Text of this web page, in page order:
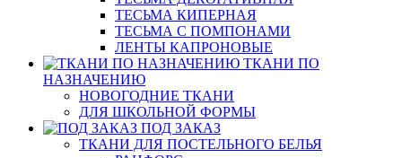
ТЕСЬМА КИПЕРНАЯ
ТЕСЬМА С ПОМПОНАМИ
ЛЕНТЫ КАПРОНОВЫЕ
ТКАНИ ПО
НАЗНАЧЕНИЮ
НОВОГОДНИЕ ТКАНИ
ДЛЯ ШКОЛЬНОЙ ФОРМЫ
ПОД ЗАКАЗ
ТКАНИ ДЛЯ ПОСТЕЛЬНОГО БЕЛЬЯ